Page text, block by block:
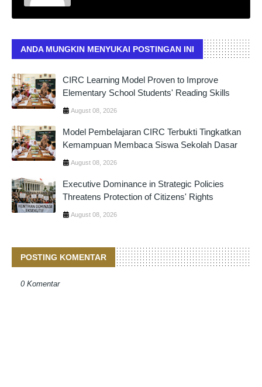
ANDA MUNGKIN MENYUKAI POSTINGAN INI
CIRC Learning Model Proven to Improve
Elementary School Students' Reading Skills
August 08, 2026
Model Pembelajaran CIRC Terbukti Tingkatkan
Kemampuan Membaca Siswa Sekolah Dasar
August 08, 2026
Executive Dominance in Strategic Policies
Threatens Protection of Citizens' Rights
August 08, 2026
POSTING KOMENTAR
0 Komentar